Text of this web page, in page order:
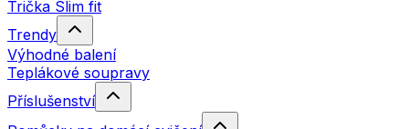
Trička Slim fit
Trendy
Výhodné balení
Teplákové soupravy
Příslušenství